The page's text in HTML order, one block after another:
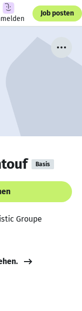
Job posten
Basis
Groupe